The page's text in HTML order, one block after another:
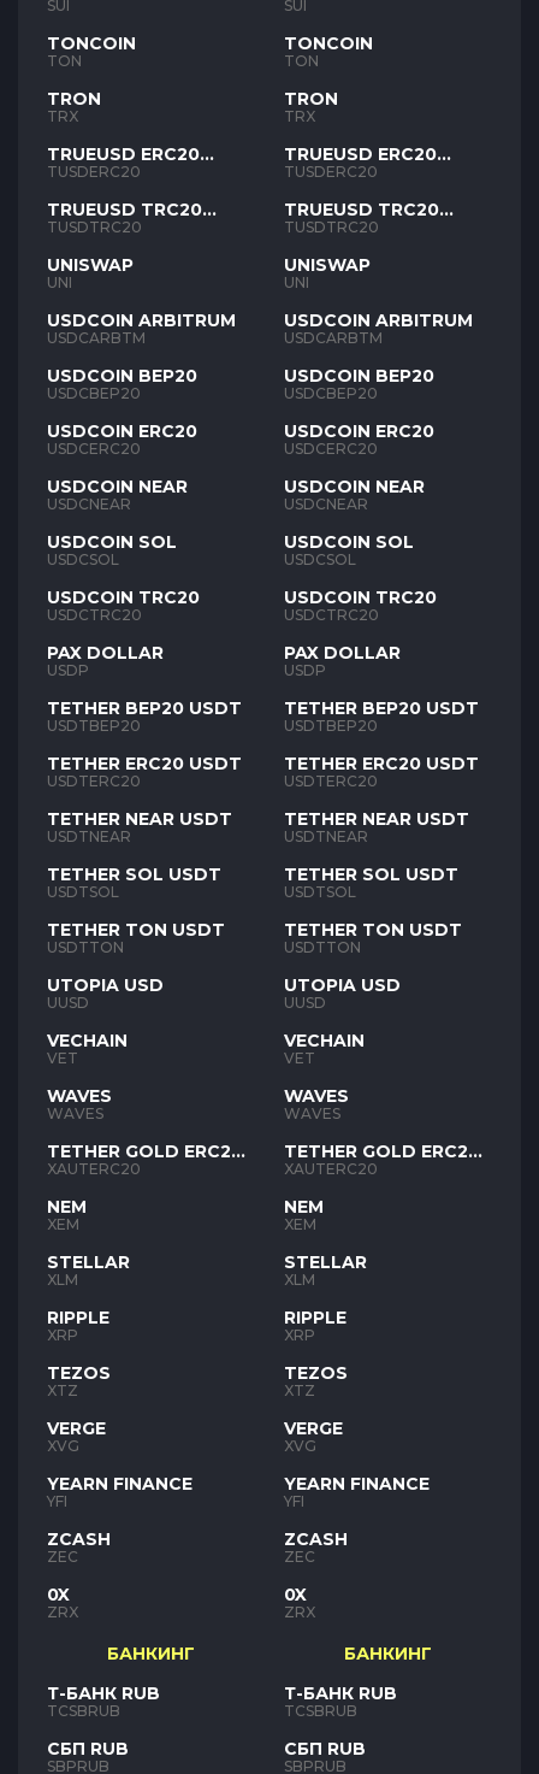
SUI
TONCOIN
TON
TRON
TRX
TRUEUSD ERC20
TUSD
TUSDERC20
TRUEUSD TRC20
TUSD
TUSDTRC20
UNISWAP
UNI
USDCOIN ARBITRUM
USDCARBTM
USDCOIN BEP20
USDCBEP20
USDCOIN ERC20
USDCERC20
USDCOIN NEAR
USDCNEAR
USDCOIN SOL
USDCSOL
USDCOIN TRC20
USDCTRC20
PAX DOLLAR
USDP
TETHER BEP20 USDT
USDTBEP20
TETHER ERC20 USDT
USDTERC20
TETHER NEAR USDT
USDTNEAR
TETHER SOL USDT
USDTSOL
TETHER TON USDT
USDTTON
UTOPIA USD
UUSD
VECHAIN
VET
WAVES
WAVES
TETHER GOLD ERC20
XAUT
XAUTERC20
NEM
XEM
STELLAR
XLM
RIPPLE
XRP
TEZOS
XTZ
VERGE
XVG
YEARN FINANCE
YFI
ZCASH
ZEC
0X
ZRX
БАНКИНГ
Т-БАНК RUB
TCSBRUB
СБП RUB
SBPRUB
SUI
TONCOIN
TON
TRON
TRX
TRUEUSD ERC20
TUSD
TUSDERC20
TRUEUSD TRC20
TUSD
TUSDTRC20
UNISWAP
UNI
USDCOIN ARBITRUM
USDCARBTM
USDCOIN BEP20
USDCBEP20
USDCOIN ERC20
USDCERC20
USDCOIN NEAR
USDCNEAR
USDCOIN SOL
USDCSOL
USDCOIN TRC20
USDCTRC20
PAX DOLLAR
USDP
TETHER BEP20 USDT
USDTBEP20
TETHER ERC20 USDT
USDTERC20
TETHER NEAR USDT
USDTNEAR
TETHER SOL USDT
USDTSOL
TETHER TON USDT
USDTTON
UTOPIA USD
UUSD
VECHAIN
VET
WAVES
WAVES
TETHER GOLD ERC20
XAUT
XAUTERC20
NEM
XEM
STELLAR
XLM
RIPPLE
XRP
TEZOS
XTZ
VERGE
XVG
YEARN FINANCE
YFI
ZCASH
ZEC
0X
ZRX
БАНКИНГ
Т-БАНК RUB
TCSBRUB
СБП RUB
SBPRUB